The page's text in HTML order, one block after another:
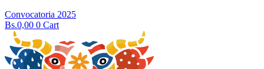
Convocatoria 2025
Bs.0,00 0 Cart